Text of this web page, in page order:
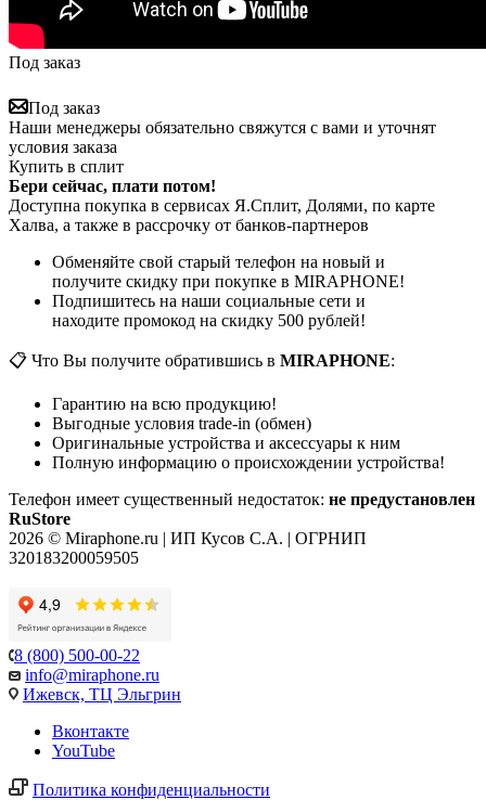
Под заказ
Под заказ
Наши менеджеры обязательно свяжутся с вами и уточнят
условия заказа
Купить в сплит
Бери сейчас, плати потом!
Доступна покупка в сервисах Я.Сплит, Долями, по карте
Халва, а также в рассрочку от банков-партнеров
Обменяйте свой старый телефон на новый и
получите скидку при покупке в MIRAPHONE!
Подпишитесь на наши социальные сети и
находите промокод на скидку 500 рублей!
📋 Что Вы получите обратившись в MIRAPHONE:
Гарантию на всю продукцию!
Выгодные условия trade-in (обмен)
Оригинальные устройства и аксессуары к ним
Полную информацию о происхождении устройства!
Телефон имеет существенный недостаток: не предустановлен
RuStore
2026 © Miraphone.ru | ИП Кусов С.А. | ОГРНИП
320183200059505
8 (800) 500-00-22
info@miraphone.ru
Ижевск, ТЦ Эльгрин
Вконтакте
YouTube
Политика конфиденциальности